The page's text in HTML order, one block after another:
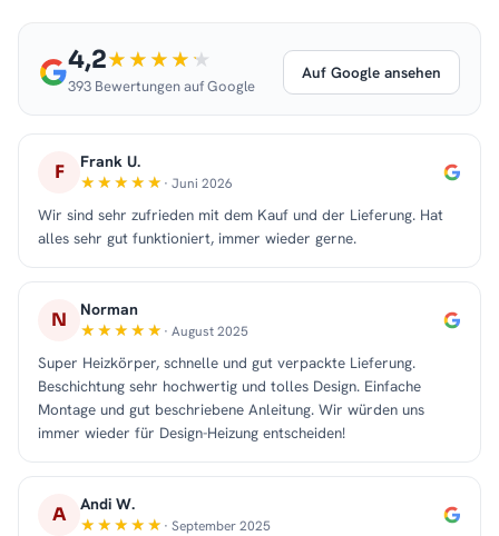
4,2
393 Bewertungen auf Google
Auf Google ansehen
F Frank U.
· Juni 2026
Wir sind sehr zufrieden mit dem Kauf und der Lieferung. Hat
alles sehr gut funktioniert, immer wieder gerne.
N Norman
· August 2025
Super Heizkörper, schnelle und gut verpackte Lieferung.
Beschichtung sehr hochwertig und tolles Design. Einfache
Montage und gut beschriebene Anleitung. Wir würden uns
immer wieder für Design-Heizung entscheiden!
A Andi W.
· September 2025